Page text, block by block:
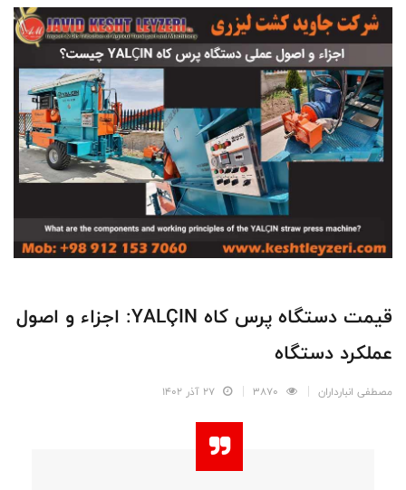
قیمت دستگاه پرس کاه YALÇIN: اجزاء و اصول
عملکرد دستگاه
مصطفی انبارداران